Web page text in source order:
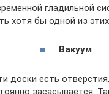
гладильной
хотя бы одной из
Вакуум
доски есть
засасывается.